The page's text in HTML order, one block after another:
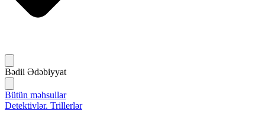
Bədii Ədəbiyyat
Bütün məhsullar
Detektivlər. Trillerlər